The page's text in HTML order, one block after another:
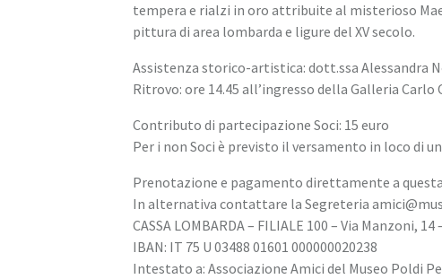
tempera e rialzi in oro attribuite al misterioso
pittura di area lombarda e ligure del XV secolo.
Assistenza storico-artistica: dott.ssa Alessandra
Ritrovo: ore 14.45 all’ingresso della Galleria Carlo
Contributo di partecipazione Soci: 15 euro
Per i non Soci è previsto il versamento in loco di
Prenotazione e pagamento direttamente a
In alternativa contattare la Segreteria
CASSA LOMBARDA – FILIALE 100 – Via Manzoni,
IBAN: IT 75 U 03488 01601 000000020238
Intestato a: Associazione Amici del Museo Poldi